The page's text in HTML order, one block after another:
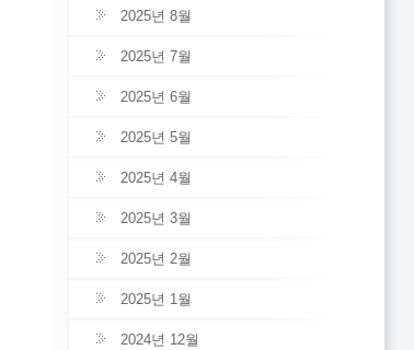
2025년 8월
2025년 7월
2025년 6월
2025년 5월
2025년 4월
2025년 3월
2025년 2월
2025년 1월
2024년 12월